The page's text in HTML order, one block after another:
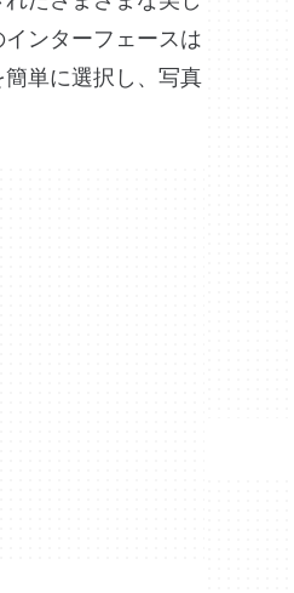
ンターフェースは
単に選択し、写真